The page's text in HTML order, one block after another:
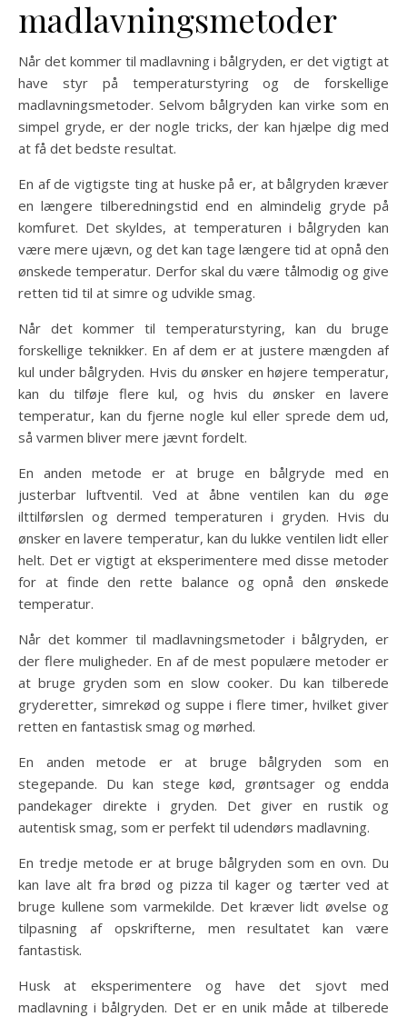
madlavningsmetoder
Når det kommer til madlavning i bålgryden, er det vigtigt at
have styr på temperaturstyring og de forskellige
madlavningsmetoder. Selvom bålgryden kan virke som en
simpel gryde, er der nogle tricks, der kan hjælpe dig med
at få det bedste resultat.
En af de vigtigste ting at huske på er, at bålgryden kræver
en længere tilberedningstid end en almindelig gryde på
komfuret. Det skyldes, at temperaturen i bålgryden kan
være mere ujævn, og det kan tage længere tid at opnå den
ønskede temperatur. Derfor skal du være tålmodig og give
retten tid til at simre og udvikle smag.
Når det kommer til temperaturstyring, kan du bruge
forskellige teknikker. En af dem er at justere mængden af
kul under bålgryden. Hvis du ønsker en højere temperatur,
kan du tilføje flere kul, og hvis du ønsker en lavere
temperatur, kan du fjerne nogle kul eller sprede dem ud,
så varmen bliver mere jævnt fordelt.
En anden metode er at bruge en bålgryde med en
justerbar luftventil. Ved at åbne ventilen kan du øge
ilttilførslen og dermed temperaturen i gryden. Hvis du
ønsker en lavere temperatur, kan du lukke ventilen lidt eller
helt. Det er vigtigt at eksperimentere med disse metoder
for at finde den rette balance og opnå den ønskede
temperatur.
Når det kommer til madlavningsmetoder i bålgryden, er
der flere muligheder. En af de mest populære metoder er
at bruge gryden som en slow cooker. Du kan tilberede
gryderetter, simrekød og suppe i flere timer, hvilket giver
retten en fantastisk smag og mørhed.
En anden metode er at bruge bålgryden som en
stegepande. Du kan stege kød, grøntsager og endda
pandekager direkte i gryden. Det giver en rustik og
autentisk smag, som er perfekt til udendørs madlavning.
En tredje metode er at bruge bålgryden som en ovn. Du
kan lave alt fra brød og pizza til kager og tærter ved at
bruge kullene som varmekilde. Det kræver lidt øvelse og
tilpasning af opskrifterne, men resultatet kan være
fantastisk.
Husk at eksperimentere og have det sjovt med
madlavning i bålgryden. Det er en unik måde at tilberede